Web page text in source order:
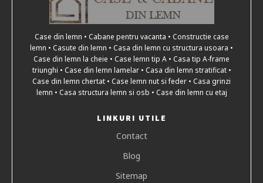
Case din lemn • Cabane pentru vacanta • Constructie case
lemn • Casute din lemn • Casa din lemn cu structura usoara •
Case din lemn la cheie • Case lemn tip A • Casa tip A-frame
triunghi • Case din lemn lamelar • Casa din lemn stratificat •
Case din lemn chertat • Case lemn nut si feder • Casa grinzi
lemn • Casa structura lemn si osb • Case din lemn cu etaj
LINKURI UTILE
Contact
Blog
Sitemap